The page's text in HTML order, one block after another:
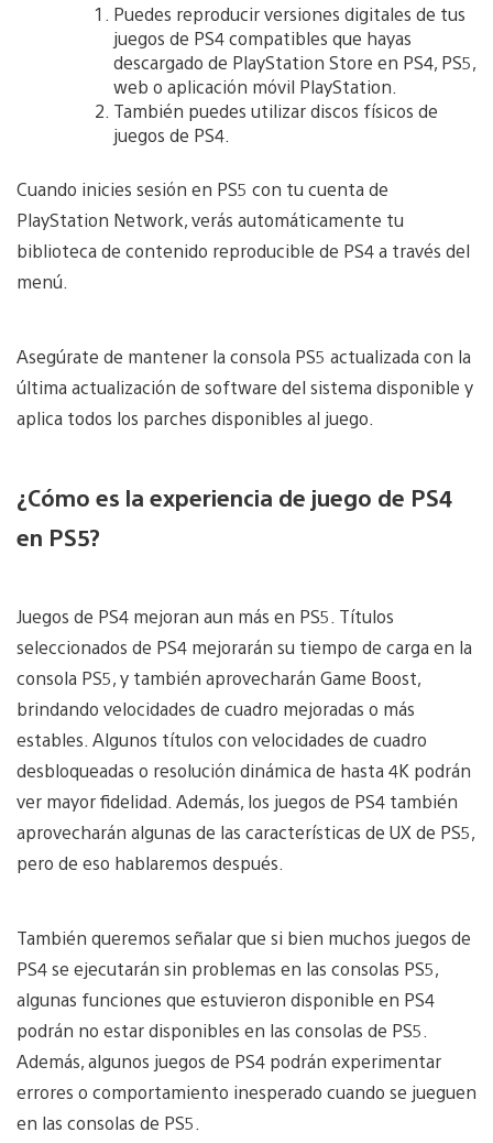
Puedes reproducir versiones digitales de tus
juegos de PS4 compatibles que hayas
descargado de PlayStation Store en PS4, PS5,
web o aplicación móvil PlayStation.
También puedes utilizar discos físicos de
juegos de PS4.
Cuando inicies sesión en PS5 con tu cuenta de
PlayStation Network, verás automáticamente tu
biblioteca de contenido reproducible de PS4 a través del
menú.
Asegúrate de mantener la consola PS5 actualizada con la
última actualización de software del sistema disponible y
aplica todos los parches disponibles al juego.
¿Cómo es la experiencia de juego de PS4
en PS5?
Juegos de PS4 mejoran aun más en PS5. Títulos
seleccionados de PS4 mejorarán su tiempo de carga en la
consola PS5, y también aprovecharán Game Boost,
brindando velocidades de cuadro mejoradas o más
estables. Algunos títulos con velocidades de cuadro
desbloqueadas o resolución dinámica de hasta 4K podrán
ver mayor fidelidad. Además, los juegos de PS4 también
aprovecharán algunas de las características de UX de PS5,
pero de eso hablaremos después.
También queremos señalar que si bien muchos juegos de
PS4 se ejecutarán sin problemas en las consolas PS5,
algunas funciones que estuvieron disponible en PS4
podrán no estar disponibles en las consolas de PS5.
Además, algunos juegos de PS4 podrán experimentar
errores o comportamiento inesperado cuando se jueguen
en las consolas de PS5.